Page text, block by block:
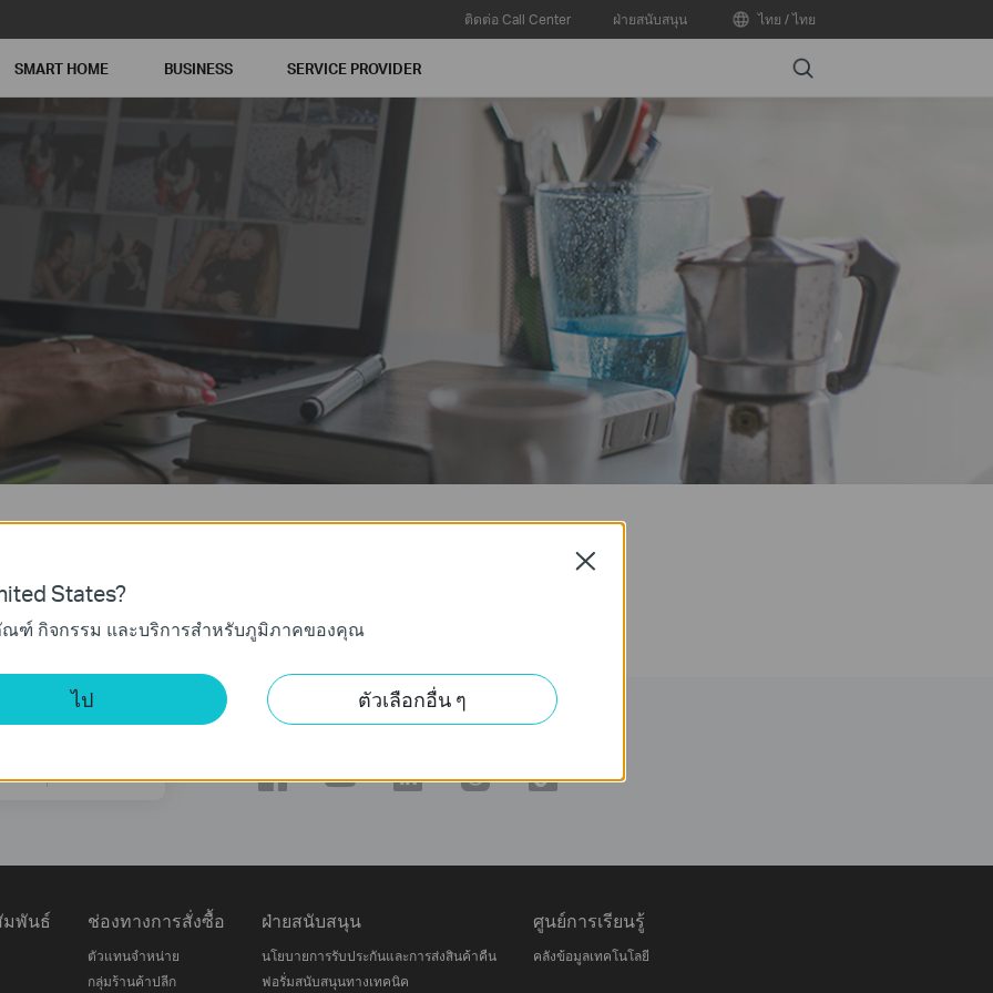
ติดต่อ Call Center ฝ่ายสนับสนุน ไทย / ไทย
SMART HOME BUSINESS SERVICE PROVIDER Search
คุณ
ลงทะเบียน
ติดตามเรา
มพันธ์ ช่องทางการสั่งซื้อ
ตัวแทนจำหน่าย
กลุ่มร้านค้าปลีก
ฝ่ายสนับสนุน
นโยบายการรับประกันและการส่งสินค้าคืน
ฟอรั่มสนับสนุนทางเทคนิค
ศูนย์การเรียนรู้
คลังข้อมูลเทคโนโลยี
States?
ฑ์ กิจกรรม และบริการสำหรับภูมิภาคของคุณ
ไป ตัวเลือกอื่น ๆ
Close